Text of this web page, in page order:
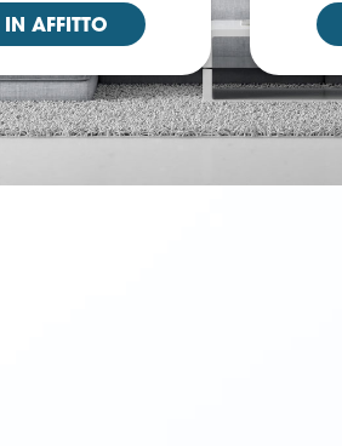
IN AFFITTO